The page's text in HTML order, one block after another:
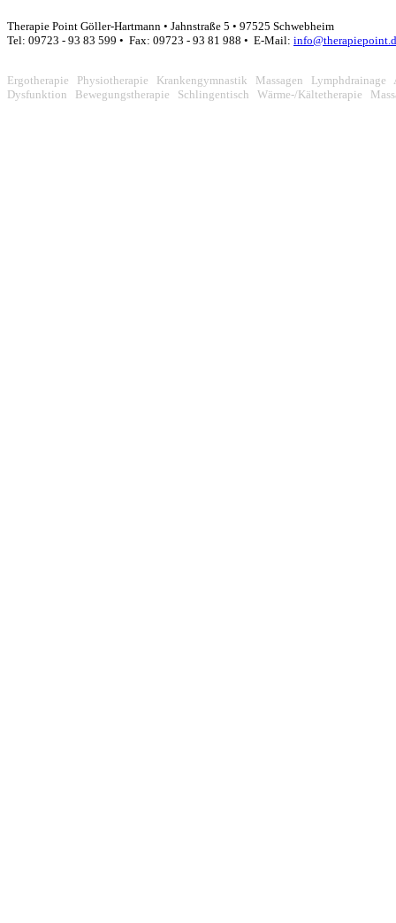
Therapie Point Göller-Hartmann • Jahnstraße 5 • 97525 Schwebheim
Tel: 09723 - 93 83 599 • Fax: 09723 - 93 81 988 • E-Mail:
Ergotherapie Physiotherapie Krankengymnastik Massagen
Dysfunktion Bewegungstherapie Schlingentisch Wärme-/Kältetherapie